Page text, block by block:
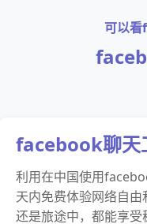
可以
facebook聊天
利用在中国使用
天内免费体验网络自
还是旅途中，都能享受